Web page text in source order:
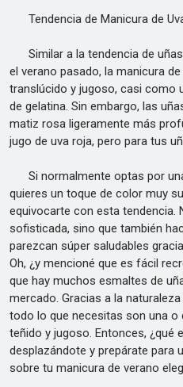
Tendencia de Manicura de
Similar a la tendencia de
el verano pasado, la manicura
translúcido y jugoso, casi como
de gelatina. Sin embargo, las
matiz rosa ligeramente más
jugo de uva roja, pero para tus
Si normalmente optas por
quieres un toque de color muy
equivocarte con esta tendencia.
sofisticada, sino que también
parezcan súper saludables
Oh, ¿y mencioné que es fácil
que hay muchos esmaltes de
mercado. Gracias a la
todo lo que necesitas son una
teñido y jugoso. Entonces, ¿qué
desplazándote y prepárate para
sobre tu manicura de verano